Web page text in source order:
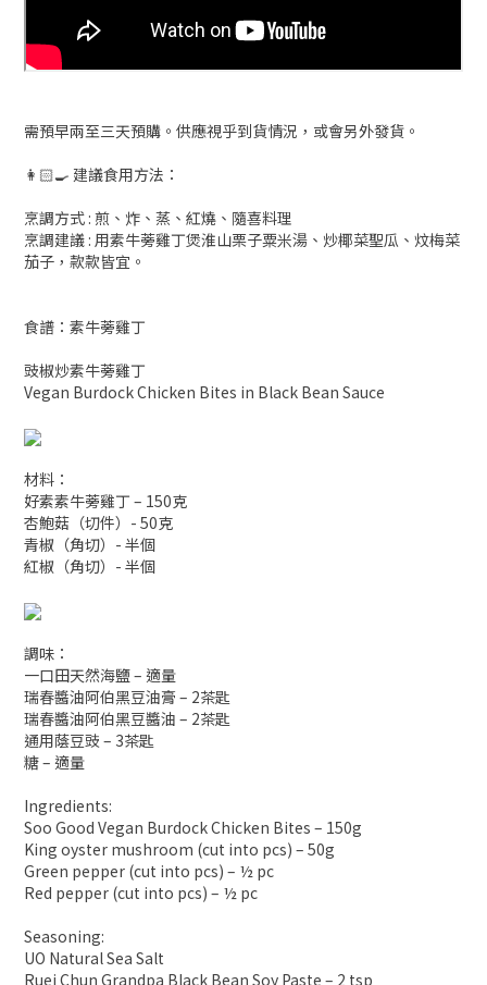
需預早兩至三天預購。供應視乎到貨情況，或會另外發貨。
👩🏻‍🍳 建議食用方法：
烹調方式 : 煎、炸、蒸、紅燒、隨喜料理
烹調建議 : 用素牛蒡雞丁煲淮山栗子粟米湯、炒椰菜聖瓜、炆梅菜
茄子，款款皆宜。
食譜：素牛蒡雞丁
豉椒炒素牛蒡雞丁
Vegan Burdock Chicken Bites in Black Bean Sauce
材料：
好素素牛蒡雞丁 – 150克
杏鮑菇（切件）- 50克
青椒（角切）- 半個
紅椒（角切）- 半個
調味：
一口田天然海鹽 – 適量
瑞春醬油阿伯黑豆油膏 – 2茶匙
瑞春醬油阿伯黑豆醬油 – 2茶匙
通用蔭豆豉 – 3茶匙
糖 – 適量
Ingredients:
Soo Good Vegan Burdock Chicken Bites – 150g
King oyster mushroom (cut into pcs) – 50g
Green pepper (cut into pcs) – ½ pc
Red pepper (cut into pcs) – ½ pc
Seasoning:
UO Natural Sea Salt
Ruei Chun Grandpa Black Bean Soy Paste – 2 tsp